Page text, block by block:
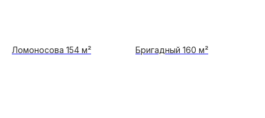
Ломоносова 154 м² Бригадный 160 м²